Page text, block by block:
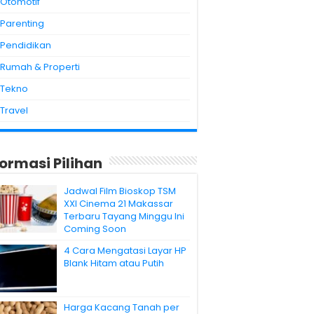
Parenting
Pendidikan
Rumah & Properti
Tekno
Travel
Pilihan
Jadwal Film Bioskop TSM
XXI Cinema 21 Makassar
Terbaru Tayang Minggu Ini
Coming Soon
4 Cara Mengatasi Layar HP
Blank Hitam atau Putih
Harga Kacang Tanah per